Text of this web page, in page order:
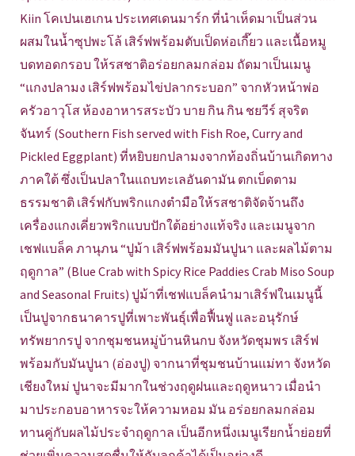
Kiin โคเปนเฮเกน ประเทศเดนมาร์ก ที่นำเห็ดมาเป็นส่วน
ผสมในน้ำซุปพะโล้ เสิร์ฟพร้อมตับเป็ดห่อเกี๊ยว และเนื้อหมู
บดทอดกรอบ ให้รสชาติอร่อยกลมกล่อม ถัดมาเป็นเมนู
“แกงปลามง เสิร์ฟพร้อมไข่ปลากระบอก” จากหัวหน้าพ่อ
ครัวอาวุโส ห้องอาหารสระบัว บาย กิน กิน ชยวีร์ สุจริต
จันทร์ (Southern Fish served with Fish Roe, Curry and
Pickled Eggplant) ที่หยิบยกปลามงจากท้องถิ่นบ้านเกิดทาง
ภาคใต้ ซึ่งเป็นปลาในแถบทะเลอันดามัน ตกเบ็ดตาม
ธรรมชาติ เสิร์ฟกับพริกแกงตำมือให้รสชาติจัดจ้านถึง
เครื่องแกงเคี่ยวพริกแบบปักใต้อย่างแท้จริง และเมนูจาก
เชฟแบล็ค ภานุภน “ปูม้า เสิร์ฟพร้อมมันปูนา และผลไม้ตาม
ฤดูกาล” (Blue Crab with Spicy Rice Paddies Crab Miso Soup
and Seasonal Fruits) ปูม้าที่เชฟแบล็คนำมาเสิร์ฟในเมนูนี้
เป็นปูจากธนาคารปูที่เพาะพันธุ์เพื่อฟื้นฟู และอนุรักษ์
ทรัพยากรปู จากชุมชนหมู่บ้านหินกบ จังหวัดชุมพร เสิร์ฟ
พร้อมกับมันปูนา (อ่องปู) จากนาที่ชุมชนบ้านแม่ทา จังหวัด
เชียงใหม่ ปูนาจะมีมากในช่วงฤดูฝนและฤดูหนาว เมื่อนำ
มาประกอบอาหารจะให้ความหอม มัน อร่อยกลมกล่อม
ทานคู่กับผลไม้ประจำฤดูกาล เป็นอีกหนึ่งเมนูเรียกน้ำย่อยที่